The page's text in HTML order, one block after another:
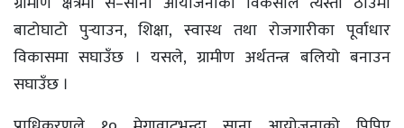
बाटोघाटो पुर्‍याउन, शिक्षा, स्वास्थ तथा रोजगारीका पूर्वाधार
विकासमा सघाउँछ । यसले, ग्रामीण अर्थतन्त्र बलियो बनाउन
सघाउँछ ।